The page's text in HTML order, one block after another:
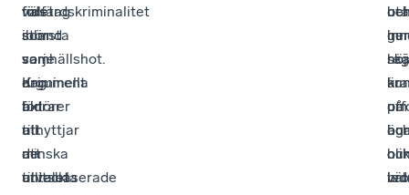
tids
största
samhällshot.
Kriminella
aktörer
utnyttjar
de
tillitsbaserade
företag
som
varje
dag
bidrar
till
att
utveckla
välfärdskriminalitet
ibland
som
argument
för
att
minska
antalet
hur
är
hur
väl
om
hur
på